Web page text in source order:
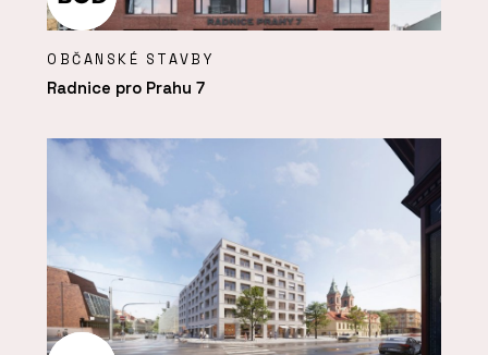
OBČANSKÉ STAVBY
Radnice pro Prahu 7